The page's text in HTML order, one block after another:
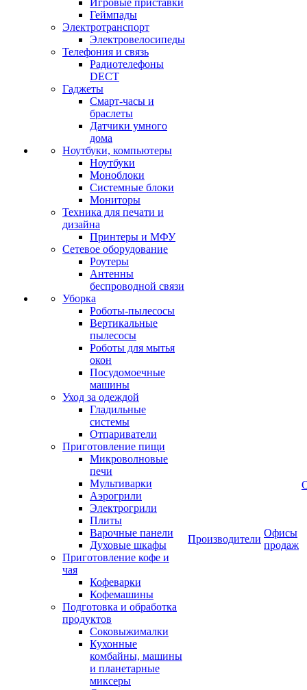
Игровые приставки
Геймпады
Электротранспорт
Электровелосипеды
Телефония и связь
Радиотелефоны
DECT
Гаджеты
Смарт-часы и
браслеты
Датчики умного
дома
Ноутбуки, компьютеры
Ноутбуки
Моноблоки
Системные блоки
Мониторы
Техника для печати и
дизайна
Принтеры и МФУ
Сетевое оборудование
Роутеры
Антенны
беспроводной связи
Уборка
Роботы-пылесосы
Вертикальные
пылесосы
Роботы для мытья
окон
Посудомоечные
машины
Уход за одеждой
Гладильные
системы
Отпариватели
Приготовление пищи
Микроволновые
печи
Мультиварки
Аэрогрили
Электрогрили
Плиты
Варочные панели
Духовые шкафы
Приготовление кофе и
чая
Кофеварки
Кофемашины
Подготовка и обработка
продуктов
Соковыжималки
Кухонные
комбайны, машины
и планетарные
миксеры
Производители
Офисы
продаж